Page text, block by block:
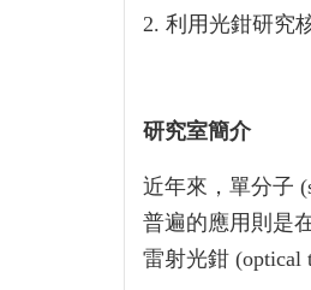
2. 利用光鉗研究
研究室簡介
近年來，單分子
普遍的應用則是
雷射光鉗 (optical